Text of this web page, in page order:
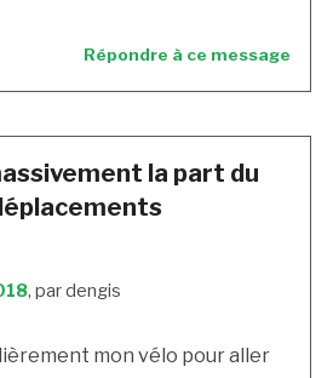
Répondre à ce message
la part du
, par dengis
mon vélo pour aller